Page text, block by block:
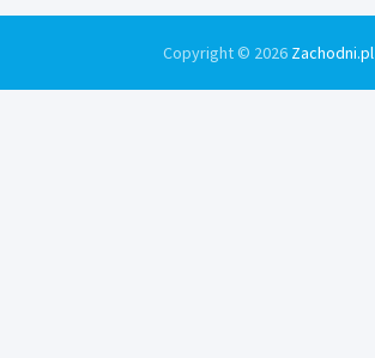
Copyright © 2026 Zachodni.pl